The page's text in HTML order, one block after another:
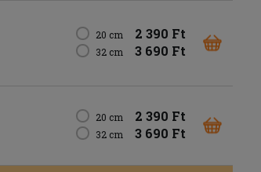
20 cm 2 390 Ft
32 cm 3 690 Ft
20 cm 2 390 Ft
32 cm 3 690 Ft